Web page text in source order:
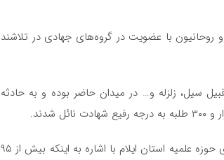
با عضویت در گروه‌های جهادی در تلاشند
سیل، زلزله و… در میدان حاضر بوده و به حادثه
معاون امور طلاب، مسئول دفتر اجتماعی و سیاسی و گروه های جهادی حوزه علمیه استان ایلام با اشاره به اینکه بیش از ۹۵